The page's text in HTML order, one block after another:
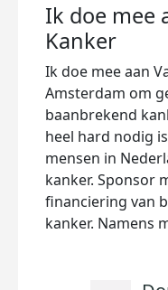
Ik doe mee
Kanker
Ik doe mee aan
Amsterdam om
baanbrekend
heel hard nodig
mensen in
kanker. Sponsor
financiering van
kanker. Namens